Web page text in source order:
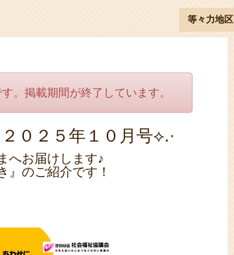
等々力地区
。掲載期間が終了しています。
０２５年１０月号⟡.·
へお届けします♪
』のご紹介です！